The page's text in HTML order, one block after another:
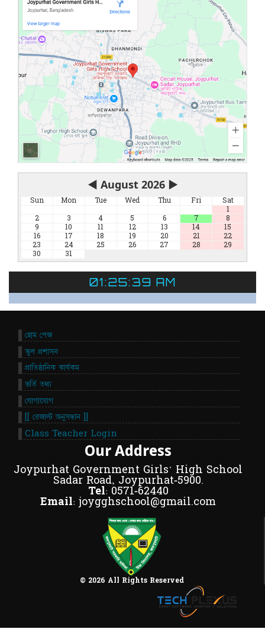
◀ August 2026 ▶
Sun Mon Tue Wed Thu Fri
Sat
1
2
3 4 5 6 7
8
9
10 11 12 13 14
15
16
17 18 19 20 21
22
23
24 25 26 27 28
29
30
31
01:25:39 AM
© 2026 All Rights Reserved
Our Address
Joypurhat Government Girls' High School
Sadar Road, Joypurhat-5900.
Tel: 0571-62440
Email: joygghschool@gmail.com
হোম পেজ
স্কুল প্রশাসন
প্রাতিষ্ঠানিক কার্যকম
ভর্তি তথ্য
যোগাযোগ
[[ রেজাল্ট অনুসন্ধান ]]
Class Teacher Login